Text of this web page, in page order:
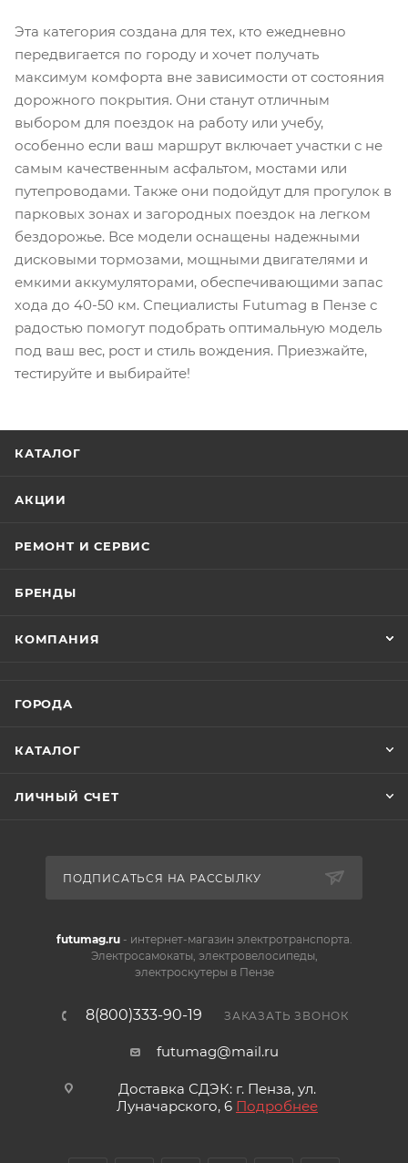
Эта категория создана для тех, кто ежедневно
передвигается по городу и хочет получать
максимум комфорта вне зависимости от состояния
дорожного покрытия. Они станут отличным
выбором для поездок на работу или учебу,
особенно если ваш маршрут включает участки с не
самым качественным асфальтом, мостами или
путепроводами. Также они подойдут для прогулок в
парковых зонах и загородных поездок на легком
бездорожье. Все модели оснащены надежными
дисковыми тормозами, мощными двигателями и
емкими аккумуляторами, обеспечивающими запас
хода до 40-50 км. Специалисты Futumag в Пензе с
радостью помогут подобрать оптимальную модель
под ваш вес, рост и стиль вождения. Приезжайте,
тестируйте и выбирайте!
КАТАЛОГ
АКЦИИ
РЕМОНТ И СЕРВИС
БРЕНДЫ
КОМПАНИЯ
ГОРОДА
КАТАЛОГ
ЛИЧНЫЙ СЧЕТ
ПОДПИСАТЬСЯ НА РАССЫЛКУ
futumag.ru- интернет-магазин электротранспорта.
Электросамокаты, электровелосипеды,
электроскутеры в Пензе
8(800)333-90-19 ЗАКАЗАТЬ ЗВОНОК
futumag@mail.ru
Доставка СДЭК: г. Пенза, ул.
Луначарского, 6 Подробнее